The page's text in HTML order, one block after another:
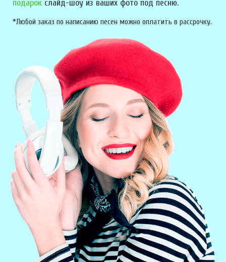
подарок слайд-шоу из ваших фото под песню.
*Любой заказ по написанию песен можно оплатить в рассрочку.